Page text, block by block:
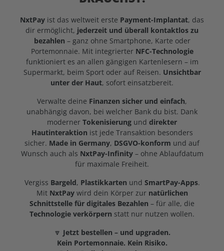
NxtPay ist das weltweit erste Payment-Implantat, das
dir ermöglicht, jederzeit und überall kontaktlos zu
bezahlen – ganz ohne Smartphone, Karte oder
Portemonnaie. Mit integrierter NFC-Technologie
funktioniert es an allen gängigen Kartenlesern – im
Supermarkt, beim Sport oder auf Reisen. Unsichtbar
unter der Haut, sofort einsatzbereit.
Verwalte deine Finanzen sicher und einfach,
unabhängig davon, bei welcher Bank du bist. Dank
moderner Tokenisierung und direkter
Hautinteraktion ist jede Transaktion besonders
sicher. Made in Germany, DSGVO-konform und auf
Wunsch auch als NxtPay-Infinity– ohne Ablaufdatum
für maximale Freiheit.
Vergiss Bargeld, Plastikkarten und SmartPay-Apps.
Mit NxtPaywird dein Körper zur natürlichen
Schnittstelle für digitales Bezahlen – für alle, die
Technologie verkörpern statt nur nutzen wollen.
🔽 Jetzt bestellen – und upgraden.
Kein Portemonnaie. Kein Risiko.